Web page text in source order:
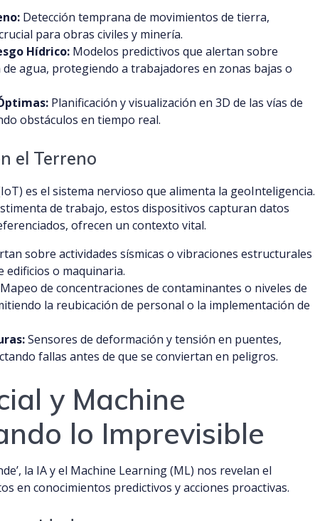
Detección temprana de movimientos de tierra,
para obras civiles y minería.
Hídrico: Modelos predictivos que alertan sobre
agua, protegiendo a trabajadores en zonas bajas o
Planificación y visualización en 3D de las vías de
obstáculos en tiempo real.
el Terreno
es el sistema nervioso que alimenta la geoInteligencia.
de trabajo, estos dispositivos capturan datos
ofrecen un contexto vital.
sobre actividades sísmicas o vibraciones estructurales
o maquinaria.
Mapeo de concentraciones de contaminantes o niveles de
la reubicación de personal o la implementación de
Sensores de deformación y tensión en puentes,
fallas antes de que se conviertan en peligros.
y Machine
lo Imprevisible
la IA y el Machine Learning (ML) nos revelan el
en conocimientos predictivos y acciones proactivas.